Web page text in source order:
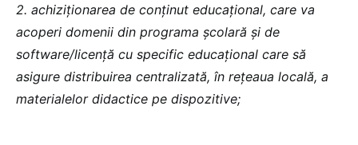
2. achiziționarea de conținut educațional, care va
acoperi domenii din programa școlară și de
software/licență cu specific educațional care să
asigure distribuirea centralizată, în rețeaua locală, a
materialelor didactice pe dispozitive;